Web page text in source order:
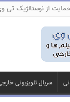
از نوستالژیک تی
سریال تلویزیونی